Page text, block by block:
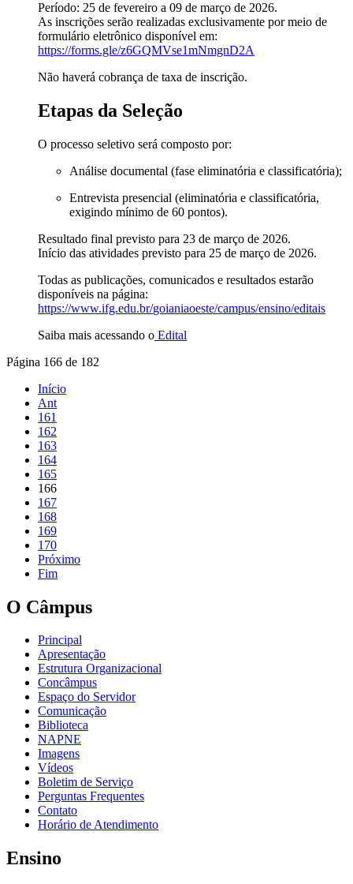
Período: 25 de fevereiro a 09 de março de 2026.
As inscrições serão realizadas exclusivamente por meio de
formulário eletrônico disponível em:
https://forms.gle/z6GQMVse1mNmgnD2A
Não haverá cobrança de taxa de inscrição.
Etapas da Seleção
O processo seletivo será composto por:
Análise documental (fase eliminatória e classificatória);
Entrevista presencial (eliminatória e classificatória,
exigindo mínimo de 60 pontos).
Resultado final previsto para 23 de março de 2026.
Início das atividades previsto para 25 de março de 2026.
Todas as publicações, comunicados e resultados estarão
disponíveis na página:
https://www.ifg.edu.br/goianiaoeste/campus/ensino/editais
Saiba mais acessando o Edital
Página 166 de 182
Início
Ant
161
162
163
164
165
166
167
168
169
170
Próximo
Fim
O Câmpus
Principal
Apresentação
Estrutura Organizacional
Concâmpus
Espaço do Servidor
Comunicação
Biblioteca
NAPNE
Imagens
Vídeos
Boletim de Serviço
Perguntas Frequentes
Contato
Horário de Atendimento
Ensino